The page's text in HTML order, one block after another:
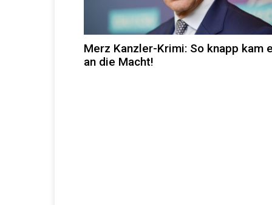
Merz Kanzler-Krimi: So knapp kam
an die Macht!